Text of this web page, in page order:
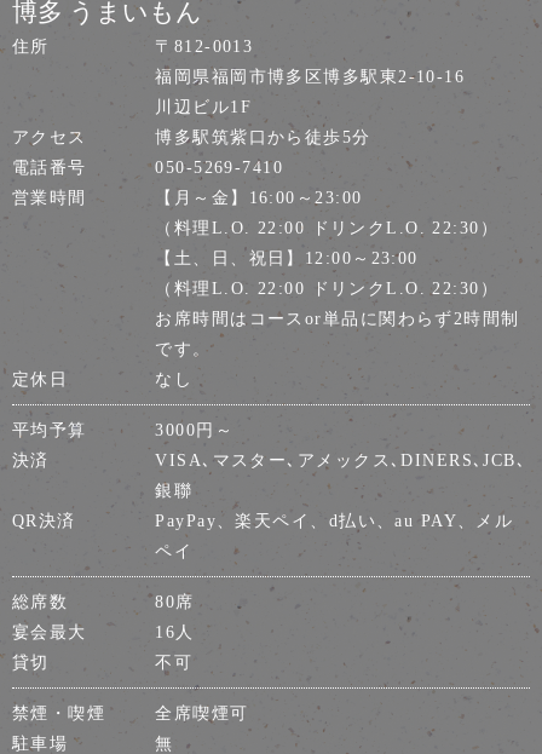
博多 うまいもん
住所
〒812-0013
福岡県福岡市博多区博多駅東2-10-16
川辺ビル1F
アクセス
博多駅筑紫口から徒歩5分
電話番号
050-5269-7410
営業時間
【月～金】16:00～23:00
（料理L.O. 22:00 ドリンクL.O. 22:30）
【土、日、祝日】12:00～23:00
（料理L.O. 22:00 ドリンクL.O. 22:30）
お席時間はコースor単品に関わらず2時間制
です。
定休日
なし
平均予算
3000円～
決済
VISA､マスター､アメックス､DINERS､JCB､
銀聯
QR決済
PayPay、楽天ペイ、d払い、au PAY、メル
ペイ
総席数
80席
宴会最大
16人
貸切
不可
禁煙・喫煙
全席喫煙可
駐車場
無